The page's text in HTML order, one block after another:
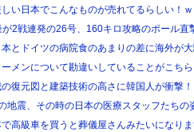
い日本でこんなものが売れてるらしい！
2戦連発の26号、160キロ攻略のポール直
とドイツの病院食のあまりの差に海外が
メンについて勘違いしていることがこち
復元図と建築技術の高さに韓国人が衝撃
地震、その時の日本の医療スタッフたちの
高級車を買うと葬儀屋さんみたいになりま